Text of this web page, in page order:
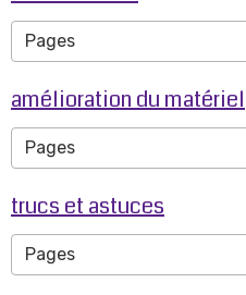
amélioration du matériel
trucs et astuces